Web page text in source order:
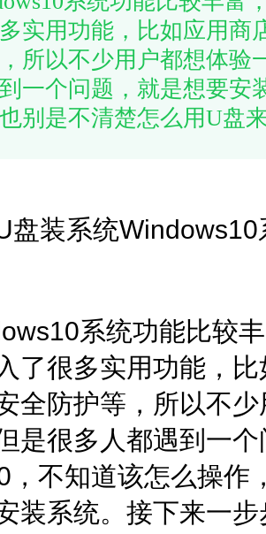
实用功能，比如应用商
所以不少用户都想体验
一个问题，就是想要安
别是不清楚怎么用U盘
盘装系统Windows10
系统功能比较
了很多实用功能，
全防护等，所以不
是很多人都遇到一
，不知道该怎么操作
装系统。接下来一